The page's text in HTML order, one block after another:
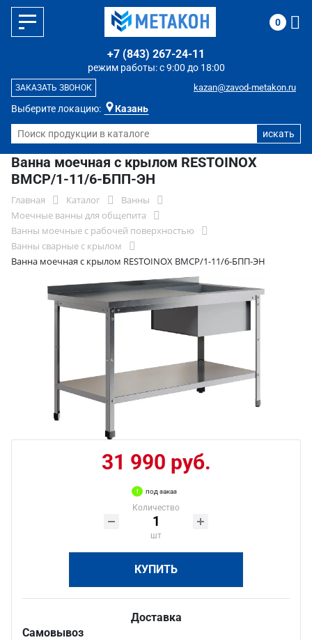
Выберите локацию: Казань
режим работы: с 9:00 до 18:00
+7 (843) 267-24-11
kazan@zavod-metakon.ru
ЗАКАЗАТЬ ЗВОНОК
0
Ванна моечная с крылом RESTOINOX
ВМСР/1-11/6-БПП-ЭН
Главная Каталог
Ванны
Моечные ванны для общепита
Ванны моечные с рабочей поверхностью
Ванны сварные с крылом
Ванна моечная с крылом RESTOINOX ВМСР/1-11/6-БПП-ЭН
31 990 руб.
под заказ
Количество
шт
КУПИТЬ
Доставка
Самовывоз